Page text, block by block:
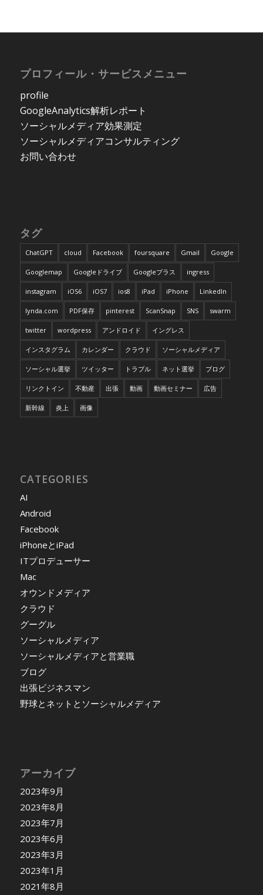
プロフィール・サービスメニュー
profile
GoogleAnalytics解析レポート
ソーシャルメディア効果測定
ソーシャルメディアコンサルティング
お問い合わせ
タグ
ChatGPT cloud Facebook foursquare Gmail Google
Googlemap Googleドライブ Googleプラス ingress
instagram iOS6 iOS7 ios8 iPad iPhone LinkedIn
lynda.com PDF保存 pinterest ScanSnap SNS swarm
twitter wordpress アンドロイド イングレス
インスタグラム カレンダー クラウド ソーシャルメディア
ソーシャル選挙 ツイッター トラブル ネット選挙 ブログ
リンクトイン 不動産 出張 動画 動画セミナー 広告
新幹線 炎上 画像
CATEGORIES
AI
Android
Facebook
iPhoneとiPad
ITプロデューサー
Mac
オウンドメディア
クラウド
グーグル
ソーシャルメディア
ソーシャルメディアと営業職
ブログ
出張ビジネスマン
野球とネットとソーシャルメディア
アーカイブ
2023年9月
2023年8月
2023年7月
2023年6月
2023年3月
2023年1月
2021年8月